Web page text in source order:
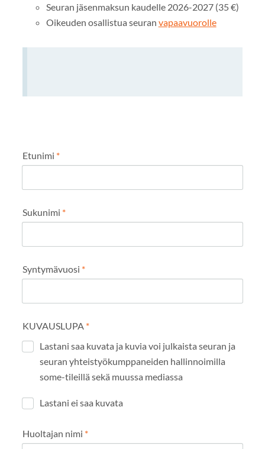
Seuran jäsenmaksun kaudelle 2026-2027 (35 €)
Oikeuden osallistua seuran vapaavuorolle
Etunimi *
Sukunimi *
Syntymävuosi *
KUVAUSLUPA *
Lastani saa kuvata ja kuvia voi julkaista seuran ja
seuran yhteistyökumppaneiden hallinnoimilla
some-tileillä sekä muussa mediassa
Lastani ei saa kuvata
Huoltajan nimi *